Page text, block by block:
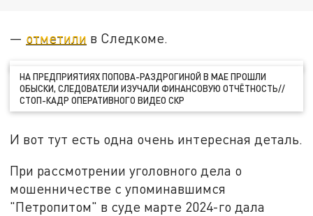
— отметили в Следкоме.
НА ПРЕДПРИЯТИЯХ ПОПОВА-РАЗДРОГИНОЙ В МАЕ ПРОШЛИ
ОБЫСКИ, СЛЕДОВАТЕЛИ ИЗУЧАЛИ ФИНАНСОВУЮ ОТЧЁТНОСТЬ//
СТОП-КАДР ОПЕРАТИВНОГО ВИДЕО СКР
И вот тут есть одна очень интересная деталь.
При рассмотрении уголовного дела о
мошенничестве с упоминавшимся
"Петропитом" в суде марте 2024-го дала